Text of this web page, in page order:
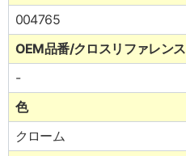
004765
OEM品番/クロスリファレンス
-
色
クローム